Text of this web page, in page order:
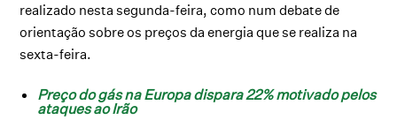
realizado nesta segunda-feira, como num debate de
orientação sobre os preços da energia que se realiza na
sexta-feira.
Preço do gás na Europa dispara 22% motivado pelos
ataques ao Irão